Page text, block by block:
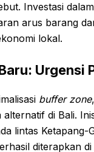
Investasi
arus barang
lokal.
Urgensi
buffer zone
alternatif di Bali.
lintas Ketapang-
diterapkan